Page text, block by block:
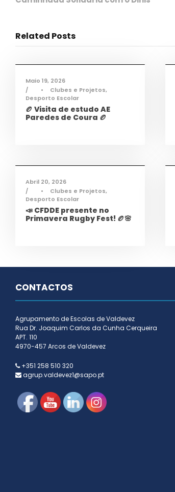
Related Posts
Desporto,Notícias
Maio 19, 2026
•
Clubes e Projetos,
Desporto Escolar
🏉 Visita de estudo AE
Paredes de Coura 🏉
Abril 20, 2026
•
Clubes e Projetos,
Desporto Escolar
📣 CFDDE presente no
Primavera Rugby Fest! 🏉🌸
CONTACTOS
Agrupamento de Escolas de Valdevez
Rua Dr. Joaquim Carlos da Cunha Cerqueira
APT. 110
4970-457 Arcos de Valdevez
+351 258 510 320
agrup.valdevez1@sapo.pt